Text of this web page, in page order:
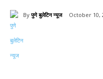
By पुणे बुलेटिन न्यूज October 10,